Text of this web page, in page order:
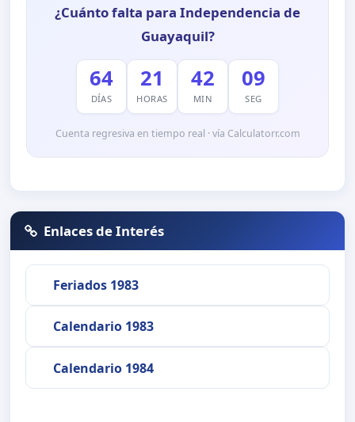
¿Cuánto falta para Independencia de
Guayaquil?
64
DÍAS
21
HORAS
42
MIN
08
SEG
Cuenta regresiva en tiempo real · vía Calculatorr.com
Enlaces de Interés
Feriados 1983
Calendario 1983
Calendario 1984